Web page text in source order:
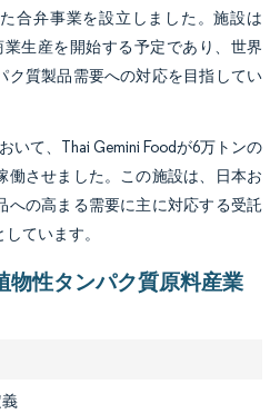
合弁事業を設立しました。施設は
生産を開始する予定であり、世界
ク質製品需要への対応を目指してい
いて、Thai Gemini Foodが6万トンの
働させました。この施設は、日本お
への高まる需要に主に対応する受託
ています。
物性タンパク質原料産業